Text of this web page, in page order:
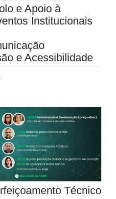
e Apoio à
Institucionais
e Acessibilidade
Técnico